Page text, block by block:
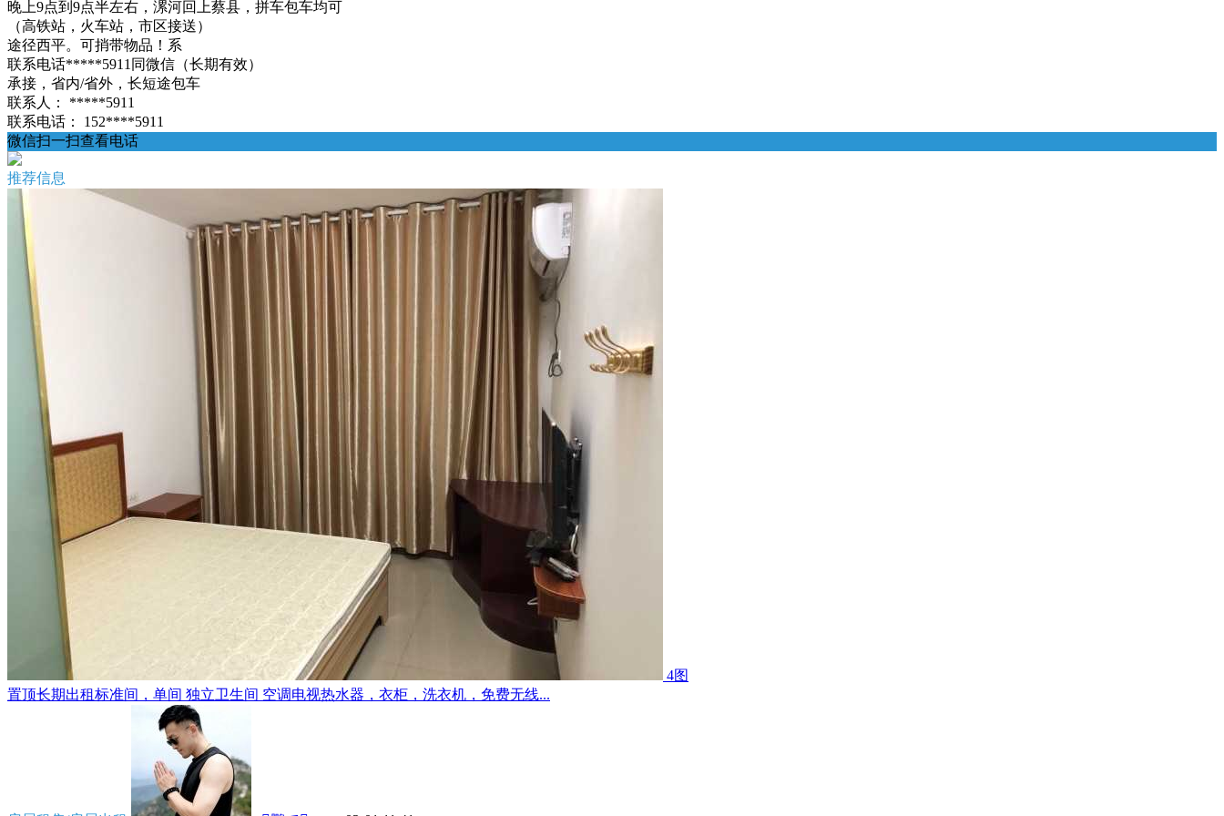
晚上9点到9点半左右，漯河回上蔡县，拼车包车均可
（高铁站，火车站，市区接送）
途径西平。可捎带物品！系
联系电话*****5911同微信（长期有效）
承接，省内/省外，长短途包车
联系人：
*****5911
联系电话：
152****5911
微信扫一扫查看电话
推荐信息
4图
置顶长期出租标准间，单间 独立卫生间 空调电视热水器，衣柜，洗衣机，免费无线...